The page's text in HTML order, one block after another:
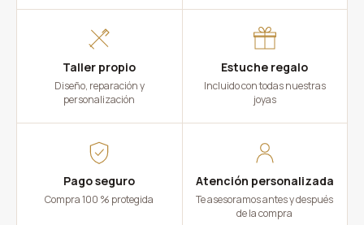
Taller propio
Diseño, reparación y
personalización
Estuche regalo
Incluido con todas nuestras
joyas
Pago seguro
Compra 100 % protegida
Atención personalizada
Te asesoramos antes y después
de la compra